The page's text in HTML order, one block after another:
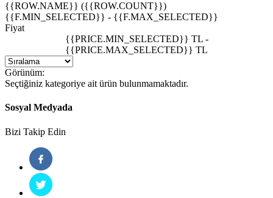
{{ROW.NAME}} ({{ROW.COUNT}})
{{F.MIN_SELECTED}} - {{F.MAX_SELECTED}}
Fiyat
{{PRICE.MIN_SELECTED}} TL -
{{PRICE.MAX_SELECTED}} TL
Görünüm:
Seçtiğiniz kategoriye ait ürün bulunmamaktadır.
Sosyal Medyada
Bizi Takip Edin